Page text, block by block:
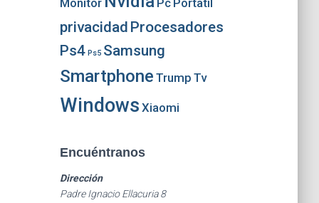
Monitor Pc Portatil
privacidad Procesadores
Ps4 Ps5 Samsung
Smartphone Trump Tv
Windows Xiaomi
Encuéntranos
Dirección
Padre Ignacio Ellacuria 8